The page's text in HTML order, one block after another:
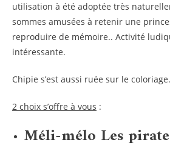
utilisation à été adoptée très
sommes amusées à retenir une
reproduire de mémoire.. Activité
intéressante.
Chipie s’est aussi ruée sur le coloriage.
2 choix s’offre à vous :
Méli-mélo Les